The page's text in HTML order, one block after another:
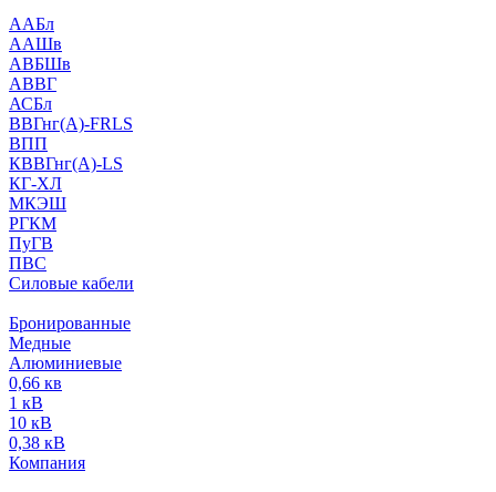
ААБл
ААШв
АВБШв
АВВГ
АСБл
ВВГнг(А)-FRLS
ВПП
КВВГнг(А)-LS
КГ-ХЛ
МКЭШ
РГКМ
ПуГВ
ПВС
Силовые кабели
Бронированные
Медные
Алюминиевые
0,66 кв
1 кВ
10 кВ
0,38 кВ
Компания